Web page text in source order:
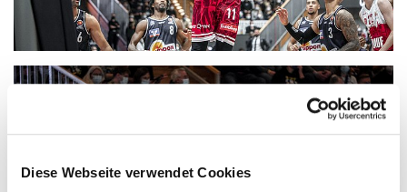
Diese Webseite verwendet Cookies